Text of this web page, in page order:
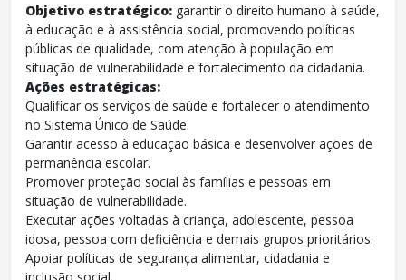
Objetivo estratégico: garantir o direito humano à saúde,
à educação e à assistência social, promovendo políticas
públicas de qualidade, com atenção à população em
situação de vulnerabilidade e fortalecimento da cidadania.
Ações estratégicas:
Qualificar os serviços de saúde e fortalecer o atendimento
no Sistema Único de Saúde.
Garantir acesso à educação básica e desenvolver ações de
permanência escolar.
Promover proteção social às famílias e pessoas em
situação de vulnerabilidade.
Executar ações voltadas à criança, adolescente, pessoa
idosa, pessoa com deficiência e demais grupos prioritários.
Apoiar políticas de segurança alimentar, cidadania e
inclusão social.